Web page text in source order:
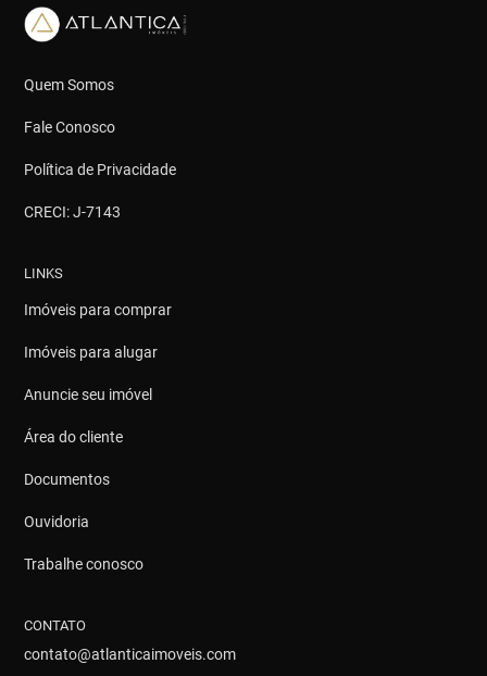
Quem Somos
Fale Conosco
Política de Privacidade
CRECI: J-7143
LINKS
Imóveis para comprar
Imóveis para alugar
Anuncie seu imóvel
Área do cliente
Documentos
Ouvidoria
Trabalhe conosco
CONTATO
contato@atlanticaimoveis.com